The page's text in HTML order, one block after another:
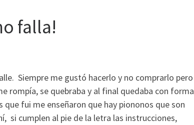
falla!
Siempre me gustó hacerlo y no comprarlo pero
rompía, se quebraba y al final quedaba con forma
fui me enseñaron que hay piononos que son
si cumplen al pie de la letra las instrucciones,